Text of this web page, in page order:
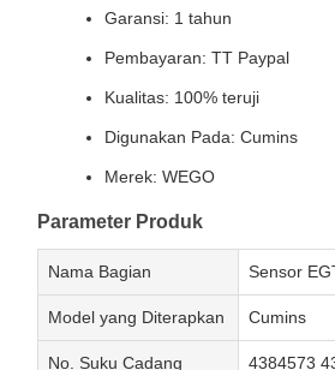
Garansi: 1 tahun
Pembayaran: TT Paypal
Kualitas: 100% teruji
Digunakan Pada: Cumins
Merek: WEGO
Parameter Produk
Nama Bagian Sensor
Model yang Diterapkan Cumins
No. Suku Cadang 4384573